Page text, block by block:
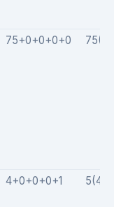
75+0+0+0+0
4+0+0+0+1